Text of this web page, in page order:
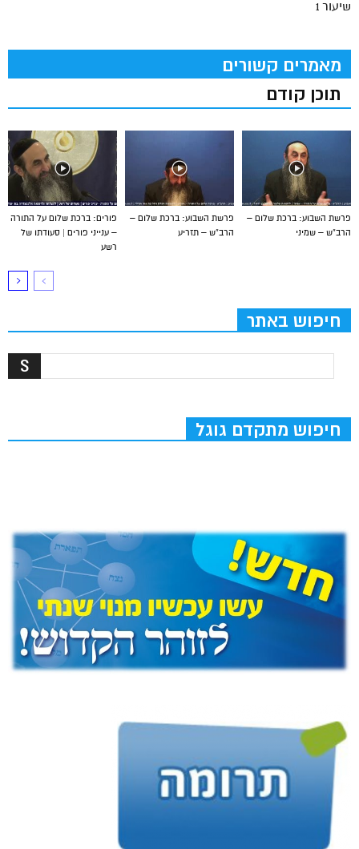
שיעור 1
מאמרים קשורים
תוכן קודם
פורים: ברכת שלום על התורה
– ענייני פורים | סעודתו של
רשע
פרשת השבוע: ברכת שלום –
הרב”ש – תזריע
פרשת השבוע: ברכת שלום –
הרב”ש – שמיני
חיפוש באתר
חיפוש מתקדם גוגל